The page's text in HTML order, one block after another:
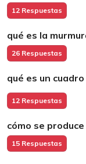
12 Respuestas
qué es la
26 Respuestas
qué es un
12 Respuestas
cómo se
15 Respuestas